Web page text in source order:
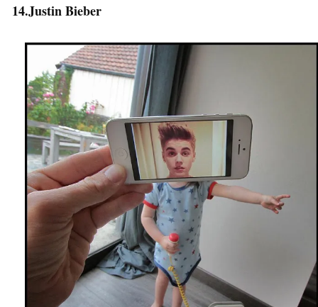
14.Justin Bieber